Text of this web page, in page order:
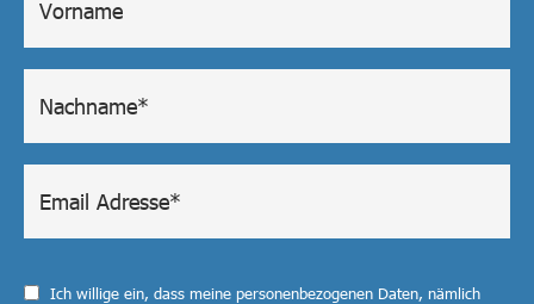
Ich willige ein, dass meine personenbezogenen Daten, nämlich